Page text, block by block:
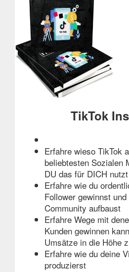
TikTok
Erfahre wieso TikTok
beliebtesten Sozialen
DU das für DICH nutzt
Erfahre wie du
Follower gewinnst
Community aufbaust
Erfahre Wege mit
Kunden gewinnen
Umsätze in die Höhe
Erfahre wie du deine
produzierst